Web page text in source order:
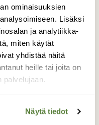
ominaisuuksien
Lisäksi
ja analytiikka-
miten käytät
yhdistää näitä
heille tai joita on
palvelujaan.
Näytä tiedot
kevyessä
8.12